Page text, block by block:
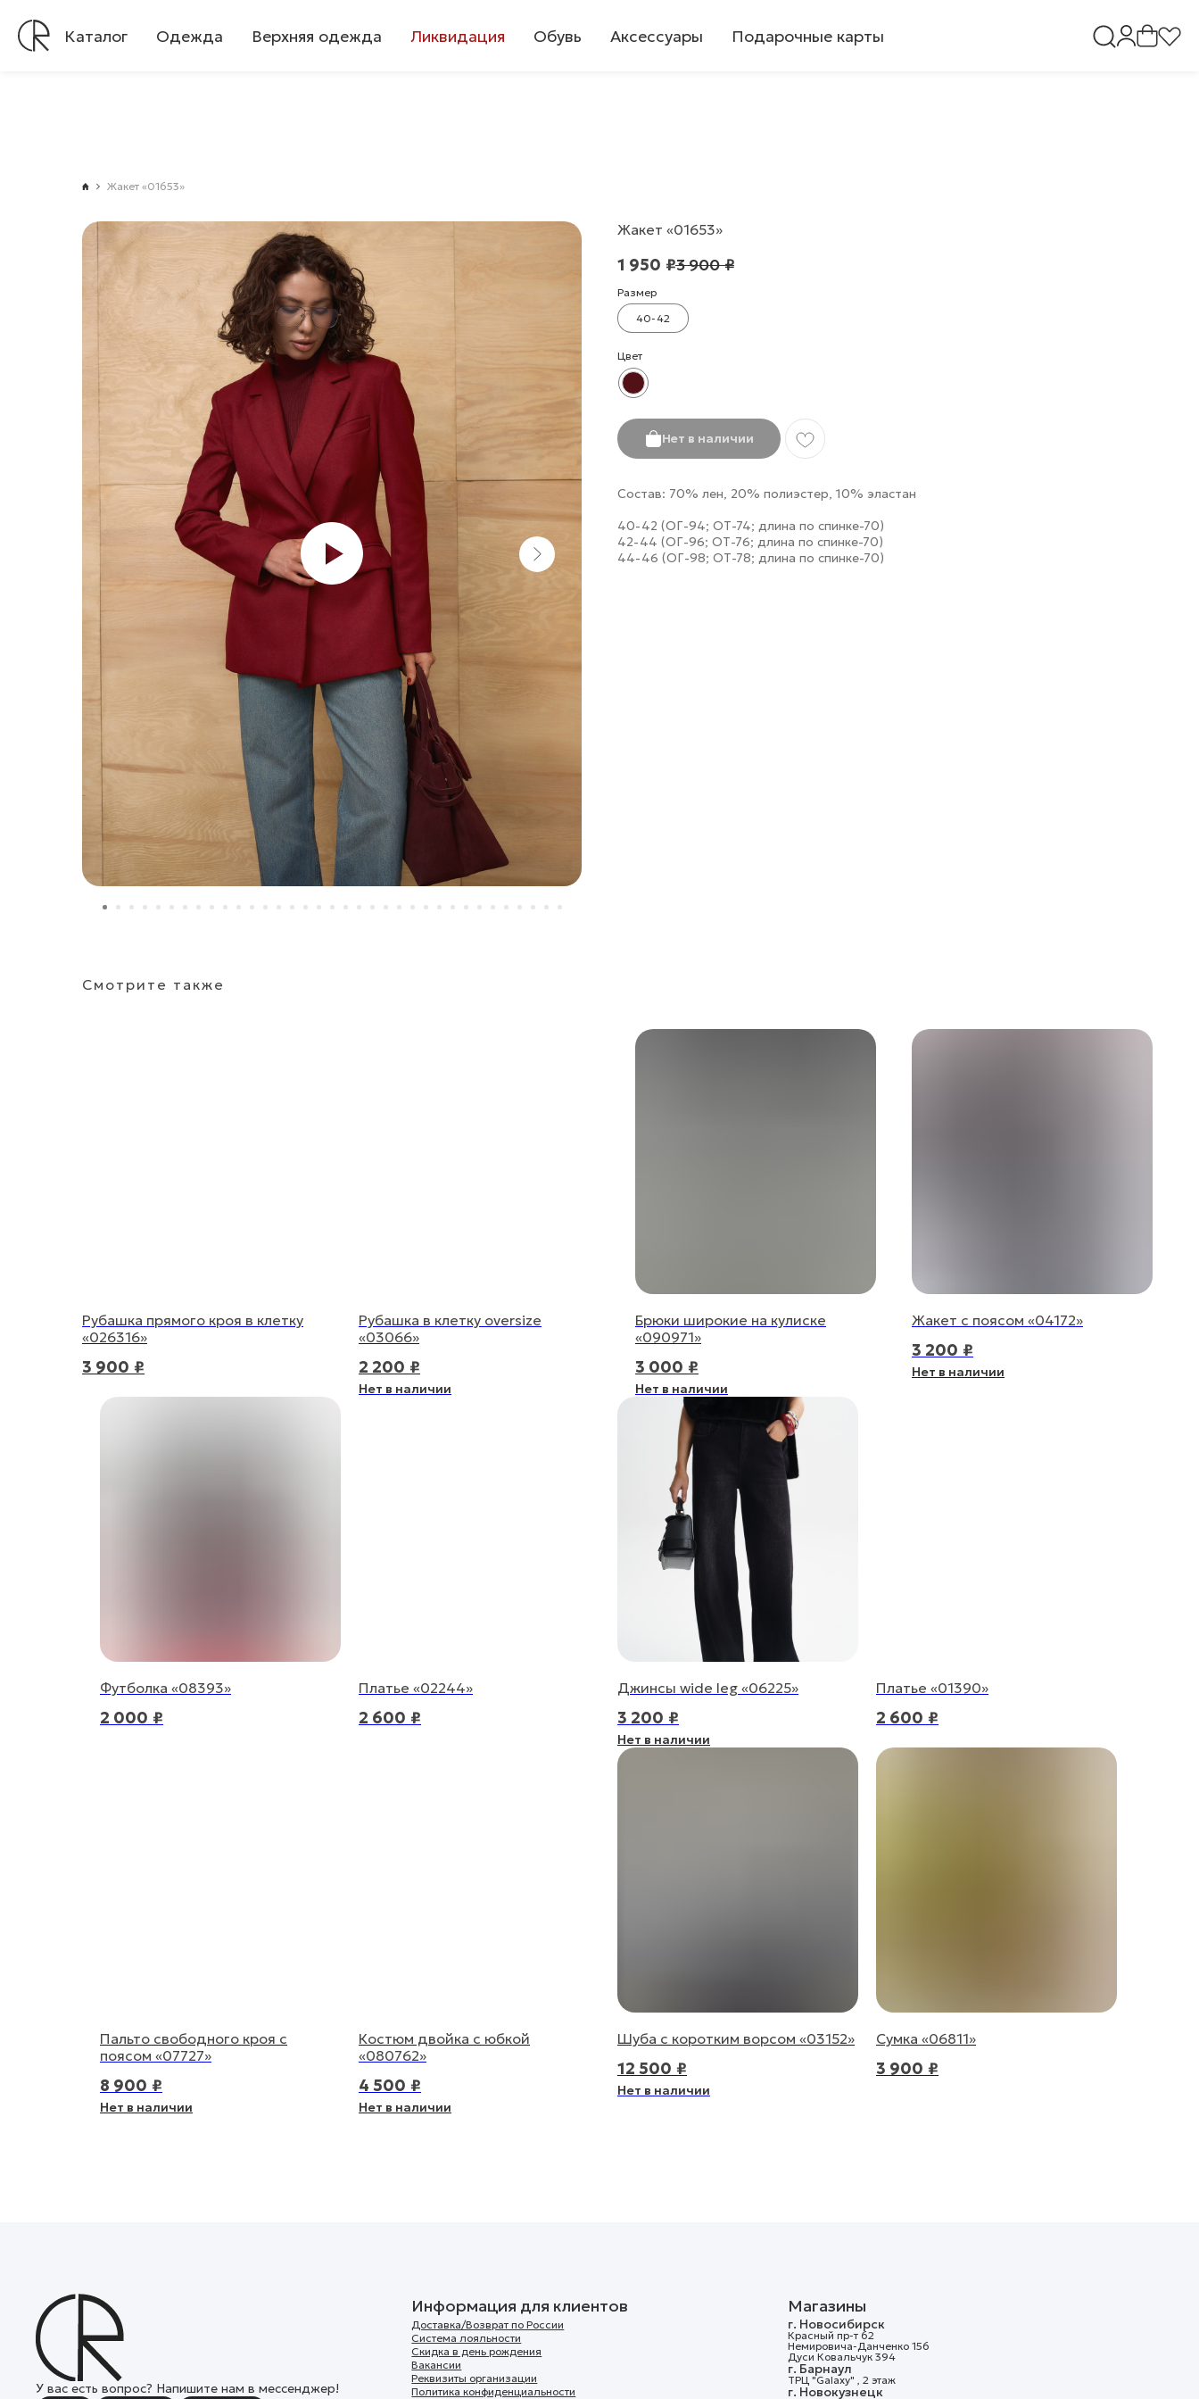
Каталог Одежда Верхняя одежда Ликвидация Обувь Аксессуары Подарочные карты
Жакет «01653»
Жакет «01653»
1 950 ₽3 900 ₽
Размер
40-42
Цвет
Нет в наличии
Состав: 70% лен, 20% полиэстер, 10% эластан
40-42 (ОГ-94; ОТ-74; длина по спинке-70)
42-44 (ОГ-96; ОТ-76; длина по спинке-70)
44-46 (ОГ-98; ОТ-78; длина по спинке-70)
Смотрите также
Рубашка прямого кроя в клетку
«026316»
3 900 ₽
Рубашка в клетку oversize
«03066»
2 200 ₽
Нет в наличии
Брюки широкие на кулиске
«090971»
3 000 ₽
Нет в наличии
Жакет с поясом «04172»
3 200 ₽
Нет в наличии
Футболка «08393»
2 000 ₽
Платье «02244»
2 600 ₽
Джинсы wide leg «06225»
3 200 ₽
Нет в наличии
Платье «01390»
2 600 ₽
Пальто свободного кроя с
поясом «07727»
8 900 ₽
Нет в наличии
Костюм двойка с юбкой
«080762»
4 500 ₽
Нет в наличии
Шуба с коротким ворсом «03152»
12 500 ₽
Нет в наличии
Сумка «06811»
3 900 ₽
У вас есть вопрос? Напишите нам в мессенджер!
Информация для клиентов
Доставка/Возврат по России
Система лояльности
Скидка в день рождения
Вакансии
Реквизиты организации
Политика конфиденциальности
Магазины
г. Новосибирск
Красный пр-т 62
Немировича-Данченко 156
Дуси Ковальчук 394
г. Барнаул
ТРЦ "Galaxy" , 2 этаж
г. Новокузнецк